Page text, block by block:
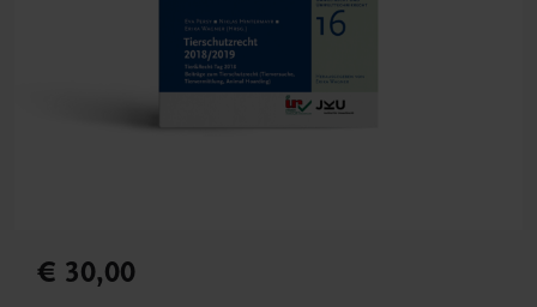
€ 30,00